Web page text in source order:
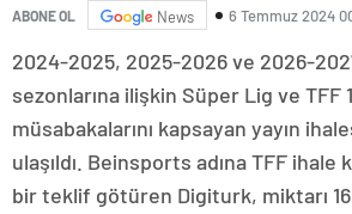
ABONE OL News 6 Temmuz 2024
2024-2025, 2025-2026 ve 2026-
sezonlarına ilişkin Süper Lig ve TFF
müsabakalarını kapsayan yayın
ulaşıldı. Beinsports adına TFF ihale
bir teklif götüren Digiturk, miktarı